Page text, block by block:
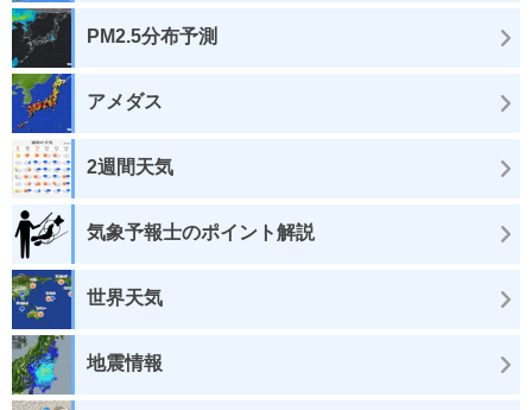
PM2.5分布予測
アメダス
2週間天気
気象予報士のポイント解説
世界天気
地震情報